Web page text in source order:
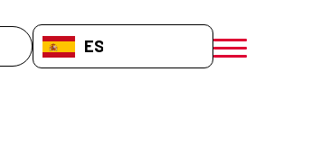
ES-ES
menú móvil